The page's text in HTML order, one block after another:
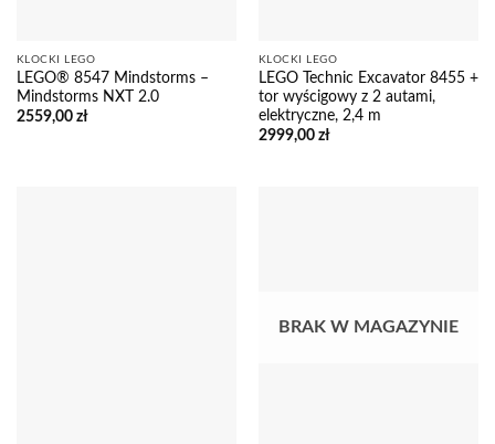
KLOCKI LEGO
LEGO® 8547 Mindstorms –
Mindstorms NXT 2.0
2559,00 zł
KLOCKI LEGO
LEGO Technic Excavator 8455 +
tor wyścigowy z 2 autami,
elektryczne, 2,4 m
2999,00 zł
BRAK W MAGAZYNIE